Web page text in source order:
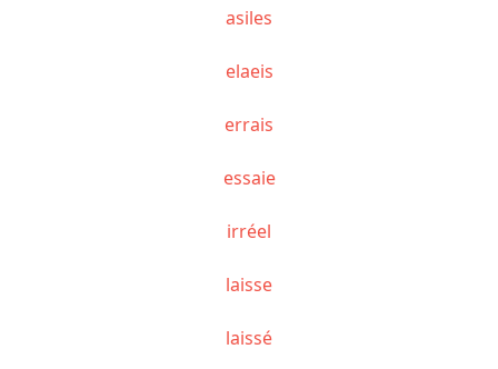
asiles
elaeis
errais
essaie
irréel
laisse
laissé